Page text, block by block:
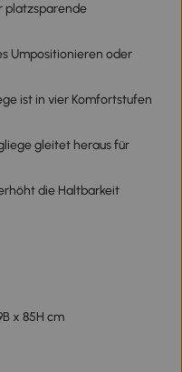
platzsparende
Umpositionieren oder
ist in vier Komfortstufen
gleitet heraus für
die Haltbarkeit
x 85H cm